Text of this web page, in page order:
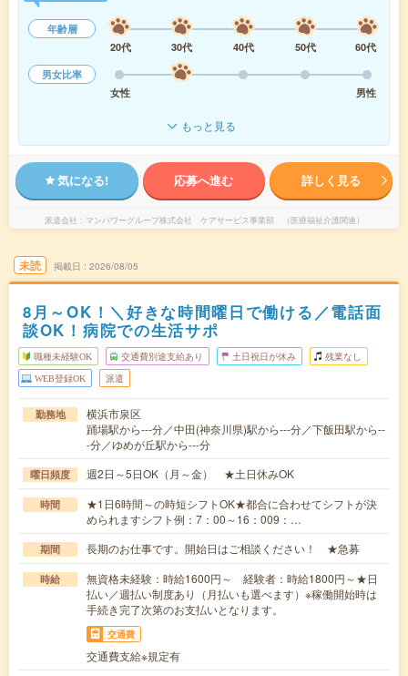
年齢層
20代
30代 40代 50代
60代
男女比率
女性
男性
もっと見る
気になる! 応募へ進む 詳しく見る
派遣会社 マンパワーグループ株式会社 ケアサービス事業部 （医療福祉介護関連）
未読 掲載日 2026/08/05
8月～OK！＼好きな時間曜日で働ける／電話面
談OK！病院での生活サポ
職種未経験OK 交通費別途支給あり 土日祝日が休み 残業なし
WEB登録OK 派遣
勤務地
横浜市泉区
踊場駅から---分／中田(神奈川県)駅から---分／下飯田駅から--
-分／ゆめが丘駅から---分
曜日頻度 週2日～5日OK（月～金） ★土日休みOK
時間
★1日6時間～の時短シフトOK★都合に合わせてシフトが決
められますシフト例：7：00～16：009：…
期間 長期のお仕事です。開始日はご相談ください！ ★急募
時給
無資格未経験：時給1600円～ 経験者：時給1800円～★日
払い／週払い制度あり（月払いも選べます）※稼働開始時は
手続き完了次第のお支払いとなります。
交通費
交通費支給※規定有